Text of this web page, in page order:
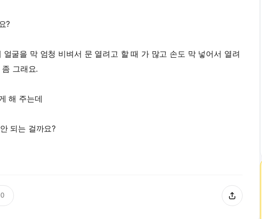
?
얼굴을 막 엄청 비벼서 문 열려고 할 때 가 많고 손도 막 넣어서 열려
그래요.
해 주는데
되는 걸까요?
0